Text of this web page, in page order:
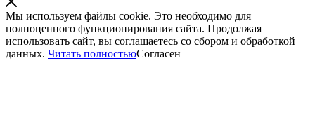
Мы используем файлы cookie. Это необходимо для
полноценного функционирования сайта. Продолжая
использовать сайт, вы соглашаетесь со сбором и обработкой
данных. Читать полностьюСогласен